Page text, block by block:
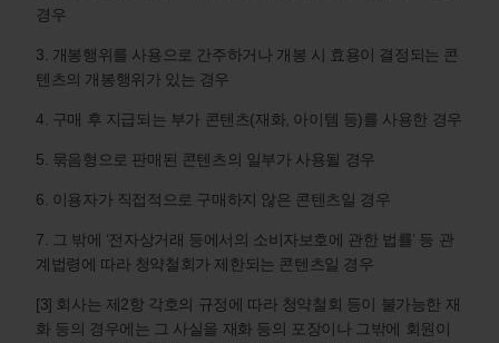
경우
3. 개봉행위를 사용으로 간주하거나 개봉 시 효용이 결정되는 콘
텐츠의 개봉행위가 있는 경우
4. 구매 후 지급되는 부가 콘텐츠(재화, 아이템 등)를 사용한 경우
5. 묶음형으로 판매된 콘텐츠의 일부가 사용될 경우
6. 이용자가 직접적으로 구매하지 않은 콘텐츠일 경우
7. 그 밖에 ‘전자상거래 등에서의 소비자보호에 관한 법률’ 등 관
계법령에 따라 청약철회가 제한되는 콘텐츠일 경우
[3] 회사는 제2항 각호의 규정에 따라 청약철회 등이 불가능한 재
화 등의 경우에는 그 사실을 재화 등의 포장이나 그밖에 회원이